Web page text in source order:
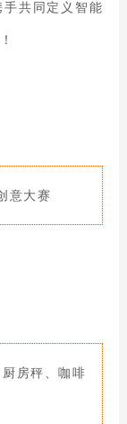
共同定义智能
意大赛
房秤、咖啡